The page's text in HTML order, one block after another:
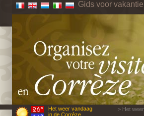
Gids voor
Het weer vandaag
in de Corrèze
> Het